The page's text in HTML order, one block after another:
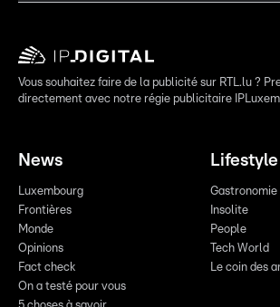
Vous souhaitez faire de la publicité sur RTL.lu ?
directement avec notre régie publicitaire
News
Luxembourg
Frontières
Monde
Opinions
Fact check
On a testé pour vous
Lifestyle
Gastronomie
Insolite
People
Tech World
Le coin des